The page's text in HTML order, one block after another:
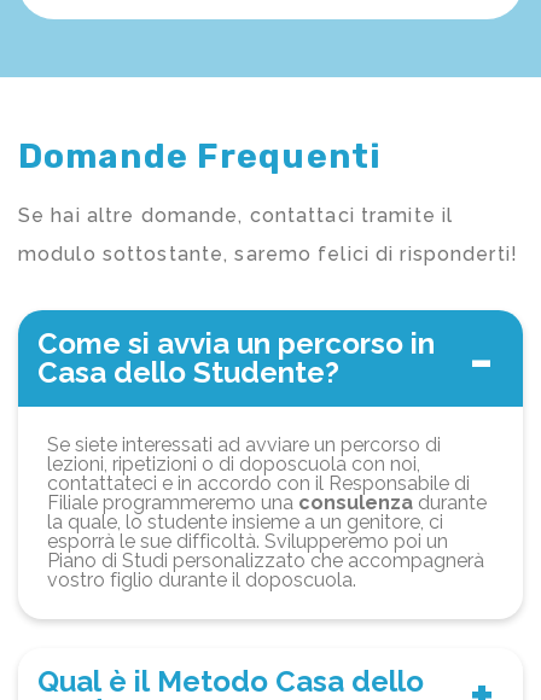
Domande Frequenti
Se hai altre domande, contattaci tramite il
modulo sottostante, saremo felici di risponderti!
Come si avvia un percorso in
Casa dello Studente?
Se siete interessati ad avviare un percorso di
lezioni, ripetizioni o di doposcuola con noi,
contattateci e in accordo con il Responsabile di
Filiale programmeremo una consulenza durante
la quale, lo studente insieme a un genitore, ci
esporrà le sue difficoltà. Svilupperemo poi un
Piano di Studi personalizzato che accompagnerà
vostro figlio durante il doposcuola.
Qual è il Metodo Casa dello